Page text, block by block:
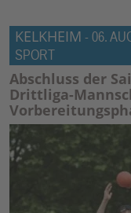
KELKHEIM - 06.
SPORT
Abschluss der
Drittliga-